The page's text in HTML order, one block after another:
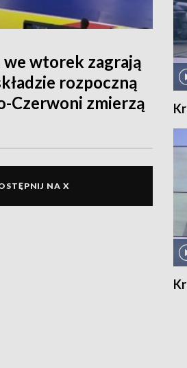
wtorek zagrają
rozpoczną
Czerwoni zmierzą
NA X